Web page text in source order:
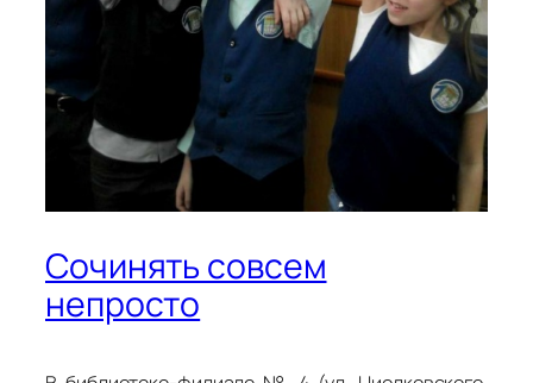
Сочинять совсем
непросто